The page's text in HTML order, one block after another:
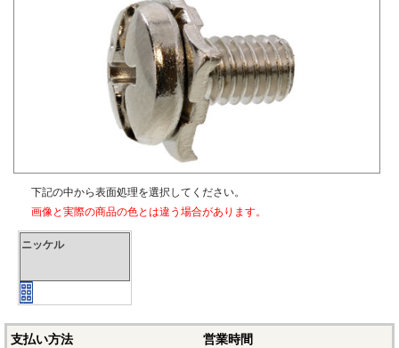
下記の中から表面処理を選択してください。
画像と実際の商品の色とは違う場合があります。
ニッケル
支払い方法
営業時間